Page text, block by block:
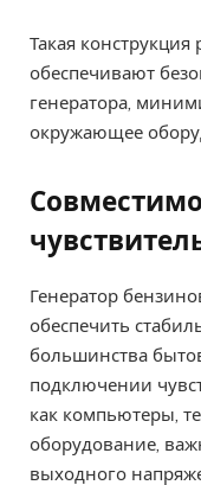
Такая
обеспечивают
генератора,
окружающее
Генератор
обеспечить
большинства
подключении
как компьютеры,
оборудование,
выходного